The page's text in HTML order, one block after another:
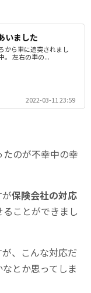
いました
から車に追突されまし
左右の車の...
2022-03-11 23:59
のが不幸中の幸
保険会社の対応
ことができまし
、こんな対応だ
とか思ってしま